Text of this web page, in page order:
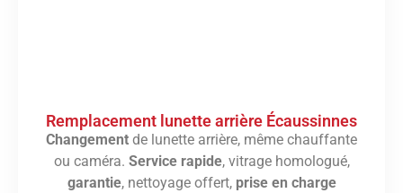
Remplacement lunette arrière Écaussinnes
Changement de lunette arrière, même chauffante
ou caméra. Service rapide, vitrage homologué,
garantie, nettoyage offert, prise en charge